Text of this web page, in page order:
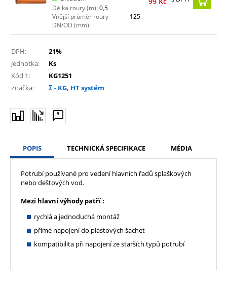
Délka roury (m):0,5
Vnější průměr roury
DN/OD (mm):
125
DPH:
21%
Jednotka:
Ks
Kód 1:
KG1251
Značka:
Σ - KG, HT systém
POPIS TECHNICKÁ SPECIFIKACE MÉDIA
Potrubí používané pro vedení hlavních řadů splaškových
nebo deštových vod.
Mezi hlavní výhody patří :
rychlá a jednoduchá montáž
přímé napojení do plastových šachet
kompatibilita při napojení ze starších typů potrubí